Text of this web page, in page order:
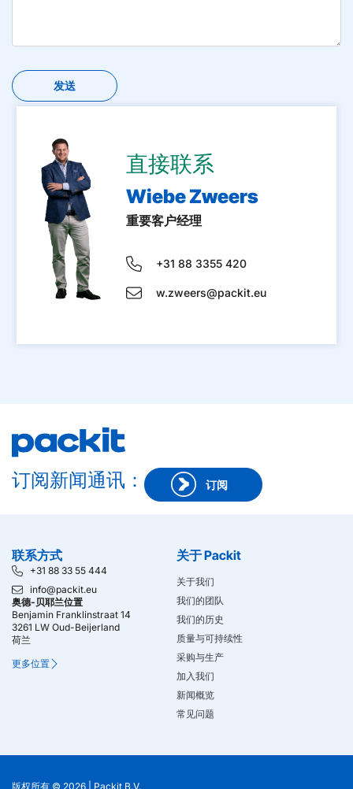
直接联系
Wiebe Zweers
重要客户经理
+31 88 3355 420
w.zweers@packit.eu
订阅新闻通讯： 订阅
联系方式
+31 88 33 55 444
info@packit.eu
奥德-贝耶兰位置
Benjamin Franklinstraat 14
3261 LW Oud-Beijerland
荷兰
更多位置
关于 Packit
关于我们
我们的团队
我们的历史
质量与可持续性
采购与生产
加入我们
新闻概览
常见问题
版权所有 © 2026 | Packit B.V.